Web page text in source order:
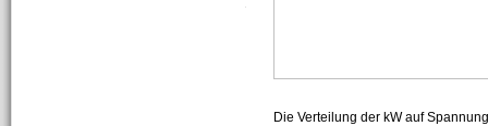
Die Verteilung der kW auf